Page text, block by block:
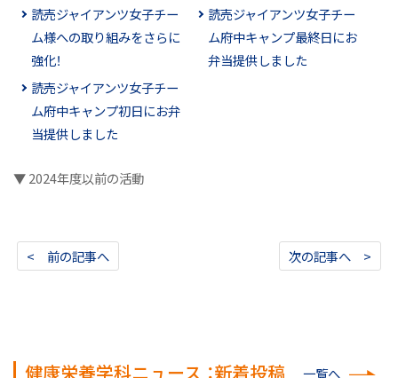
読売ジャイアンツ女子チー
ム様への取り組みをさらに
強化！
読売ジャイアンツ女子チー
ム府中キャンプ最終日にお
弁当提供しました
読売ジャイアンツ女子チー
ム府中キャンプ初日にお弁
当提供しました
▼ 2024年度以前の活動
< 前の記事へ 次の記事へ >
健康栄養学科ニュース ：新着投稿 一覧へ